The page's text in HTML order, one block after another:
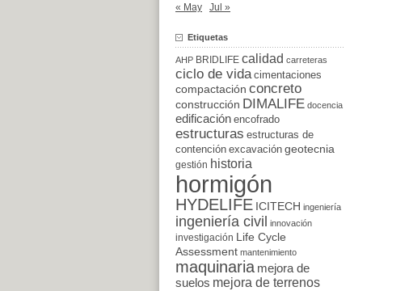
« May Jul »
Etiquetas
AHP BRIDLIFE calidad carreteras
ciclo de vida cimentaciones
compactación concreto
construcción DIMALIFE docencia
edificación encofrado
estructuras estructuras de
contención excavación geotecnia
gestión historia
hormigón
HYDELIFE ICITECH ingeniería
ingeniería civil innovación
investigación
Life Cycle
Assessment mantenimiento
maquinaria mejora de
suelos mejora de terrenos